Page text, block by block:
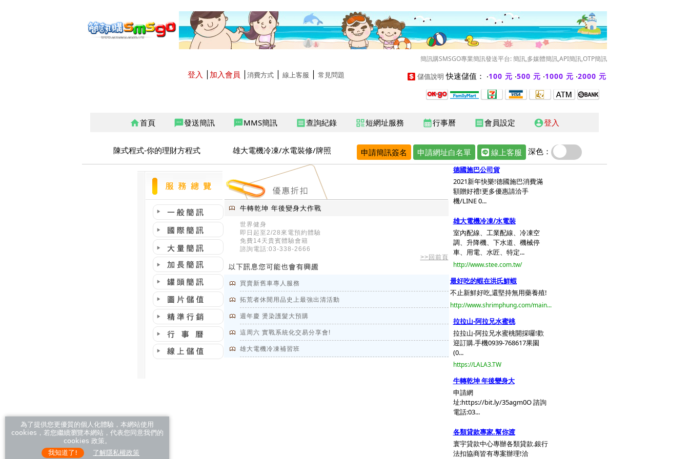
簡訊購SMSGO專業簡訊發送平台: 簡訊,多媒體簡訊,API簡訊,OTP簡訊
登入 加入會員 消費方式 線上客服 常見問題 儲值說明 快速儲值： ‧100 元 ‧500 元 ‧1000 元 ‧2000 元
home首頁 sms發送簡訊 smsMMS簡訊 receipt 查詢紀錄 qr_code短網址服務 calendar_month行事曆 receipt 會員設定 account_circle登入
陳式程式-你的理財方程式 雄大電機冷凍/水電裝修/牌照 申請簡訊簽名 申請網址白名單 線上客服 深色：
牛轉乾坤 年後變身大作戰
世界健身
即日起至2/28來電預約體驗
免費14天貴賓體驗會籍
諮詢電話:03-338-2666
>>回前頁
買賣新舊車專人服務
拓荒者休閒用品史上最強出清活動
週年慶 燙染護髮大預購
這周六 實戰系統化交易分享會!
雄大電機冷凍補習班
德國施巴公司貨
2021新年快樂!德國施巴消費滿
額贈好禮!更多優惠請洽手
機/LINE 0...
雄大電機冷凍/水電裝
室內配線、工業配線、冷凍空
調、升降機、下水道、機械停
車、用電、水匠、特定...
http://www.stee.com.tw/
最好吃的蝦在洪氏鮮蝦
不止新鮮好吃,還堅持無用藥養殖!
http://www.shrimphung.com/main...
拉拉山-阿拉兄水蜜桃
拉拉山-阿拉兄水蜜桃開採囉!歡
迎訂購.手機0939-768617果園
(0...
https://LALA3.TW
牛轉乾坤 年後變身大
申請網
址:https://bit.ly/35agm0O 諮詢
電話:03...
各類貸款專家.幫你渡
寰宇貸款中心專辦各類貸款.銀行
法扣協商皆有專案辦理!洽
為了提供您更優質的個人化體驗，本網站使用
cookies，若您繼續瀏覽本網站，代表您同意我們的
cookies 政策。
我知道了!
了解隱私權政策